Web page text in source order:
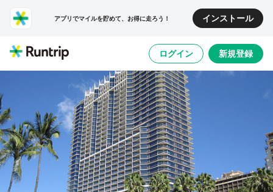
アプリでマイルを貯めて、お得に走ろう！ インストール
ログイン 新規登録